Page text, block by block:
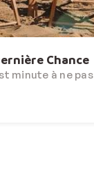
Chance
minute à ne pas